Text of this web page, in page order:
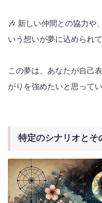
🎶 新しい仲間との協力や
いう想いが夢に込められ
この夢は、あなたが自己
がりを強めたいと思って
特定のシナリオとそ